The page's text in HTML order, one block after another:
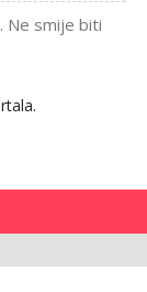
Ne smije biti